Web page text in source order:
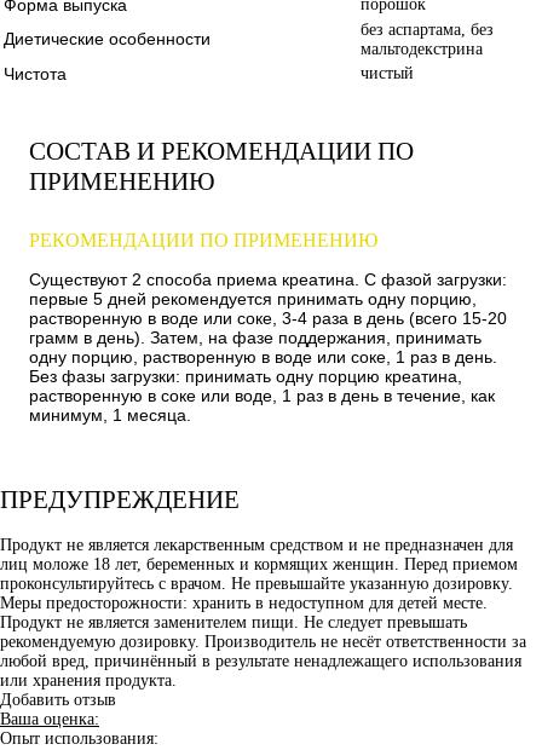
Форма выпуска порошок
Диетические особенности
без аспартама, без
мальтодекстрина
Чистота чистый
СОСТАВ И РЕКОМЕНДАЦИИ ПО
ПРИМЕНЕНИЮ
РЕКОМЕНДАЦИИ ПО ПРИМЕНЕНИЮ
Существуют 2 способа приема креатина. С фазой загрузки:
первые 5 дней рекомендуется принимать одну порцию,
растворенную в воде или соке, 3-4 раза в день (всего 15-20
грамм в день). Затем, на фазе поддержания, принимать
одну порцию, растворенную в воде или соке, 1 раз в день.
Без фазы загрузки: принимать одну порцию креатина,
растворенную в соке или воде, 1 раз в день в течение, как
минимум, 1 месяца.
ПРЕДУПРЕЖДЕНИЕ
Продукт не является лекарственным средством и не предназначен для
лиц моложе 18 лет, беременных и кормящих женщин. Перед приемом
проконсультируйтесь с врачом. Не превышайте указанную дозировку.
Меры предосторожности: хранить в недоступном для детей месте.
Продукт не является заменителем пищи. Не следует превышать
рекомендуемую дозировку. Производитель не несёт ответственности за
любой вред, причинённый в результате ненадлежащего использования
или хранения продукта.
Добавить отзыв
Ваша оценка:
Опыт использования: